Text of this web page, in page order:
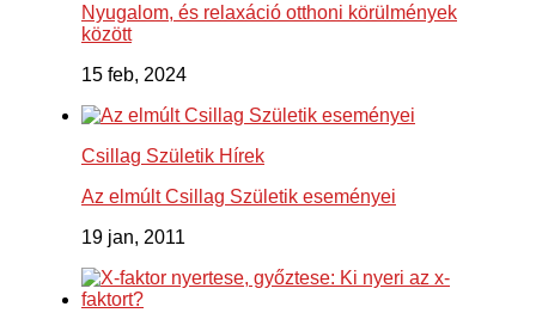
Nyugalom, és relaxáció otthoni körülmények
között
15 feb, 2024
Csillag Születik Hírek
Az elmúlt Csillag Születik eseményei
19 jan, 2011